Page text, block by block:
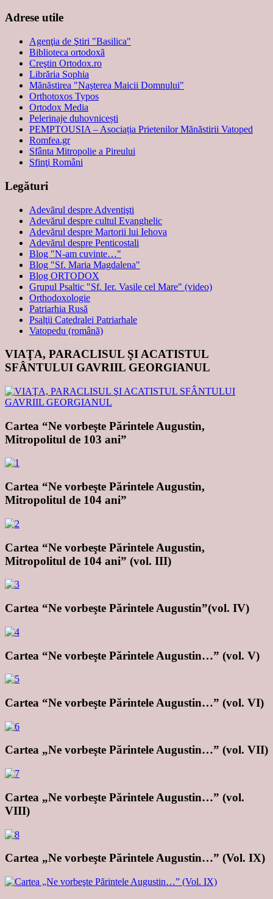
Adrese utile
Agenţia de Ştiri "Basilica"
Biblioteca ortodoxă
Creştin Ortodox.ro
Librăria Sophia
Mănăstirea "Naşterea Maicii Domnului"
Orthotoxos Typos
Ortodox Media
Pelerinaje duhovnicești
PEMPTOUSIA – Asociația Prietenilor Mănăstirii Vatoped
Romfea.gr
Sfânta Mitropolie a Pireului
Sfinţi Români
Legături
Adevărul despre Adventişti
Adevărul despre cultul Evanghelic
Adevărul despre Martorii lui Iehova
Adevărul despre Penticostali
Blog "N-am cuvinte…"
Blog "Sf. Maria Magdalena"
Blog ORTODOX
Grupul Psaltic "Sf. Ier. Vasile cel Mare" (video)
Orthodoxologie
Patriarhia Rusă
Psalţii Catedralei Patriarhale
Vatopedu (română)
VIAŢA, PARACLISUL ŞI ACATISTUL
SFÂNTULUI GAVRIIL GEORGIANUL
Cartea “Ne vorbeşte Părintele Augustin,
Mitropolitul de 103 ani”
Cartea “Ne vorbeşte Părintele Augustin,
Mitropolitul de 104 ani”
Cartea “Ne vorbeşte Părintele Augustin,
Mitropolitul de 104 ani” (vol. III)
Cartea “Ne vorbeşte Părintele Augustin”(vol. IV)
Cartea “Ne vorbeşte Părintele Augustin…” (vol. V)
Cartea “Ne vorbeşte Părintele Augustin…” (vol. VI)
Cartea „Ne vorbeşte Părintele Augustin…” (vol. VII)
Cartea „Ne vorbeşte Părintele Augustin…” (vol.
VIII)
Cartea „Ne vorbeşte Părintele Augustin…” (Vol. IX)